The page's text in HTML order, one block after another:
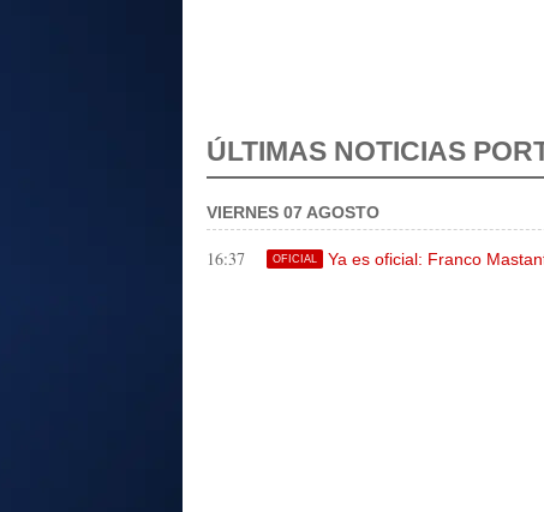
ÚLTIMAS NOTICIAS
VIERNES 07 AGOSTO
16:37 OFICIAL Ya es oficial: Franco